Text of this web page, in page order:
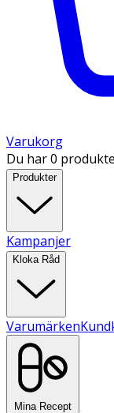
Varukorg
Du har 0
Produkter
Kampanjer
Kloka Råd
Varumärken
Mina Recept